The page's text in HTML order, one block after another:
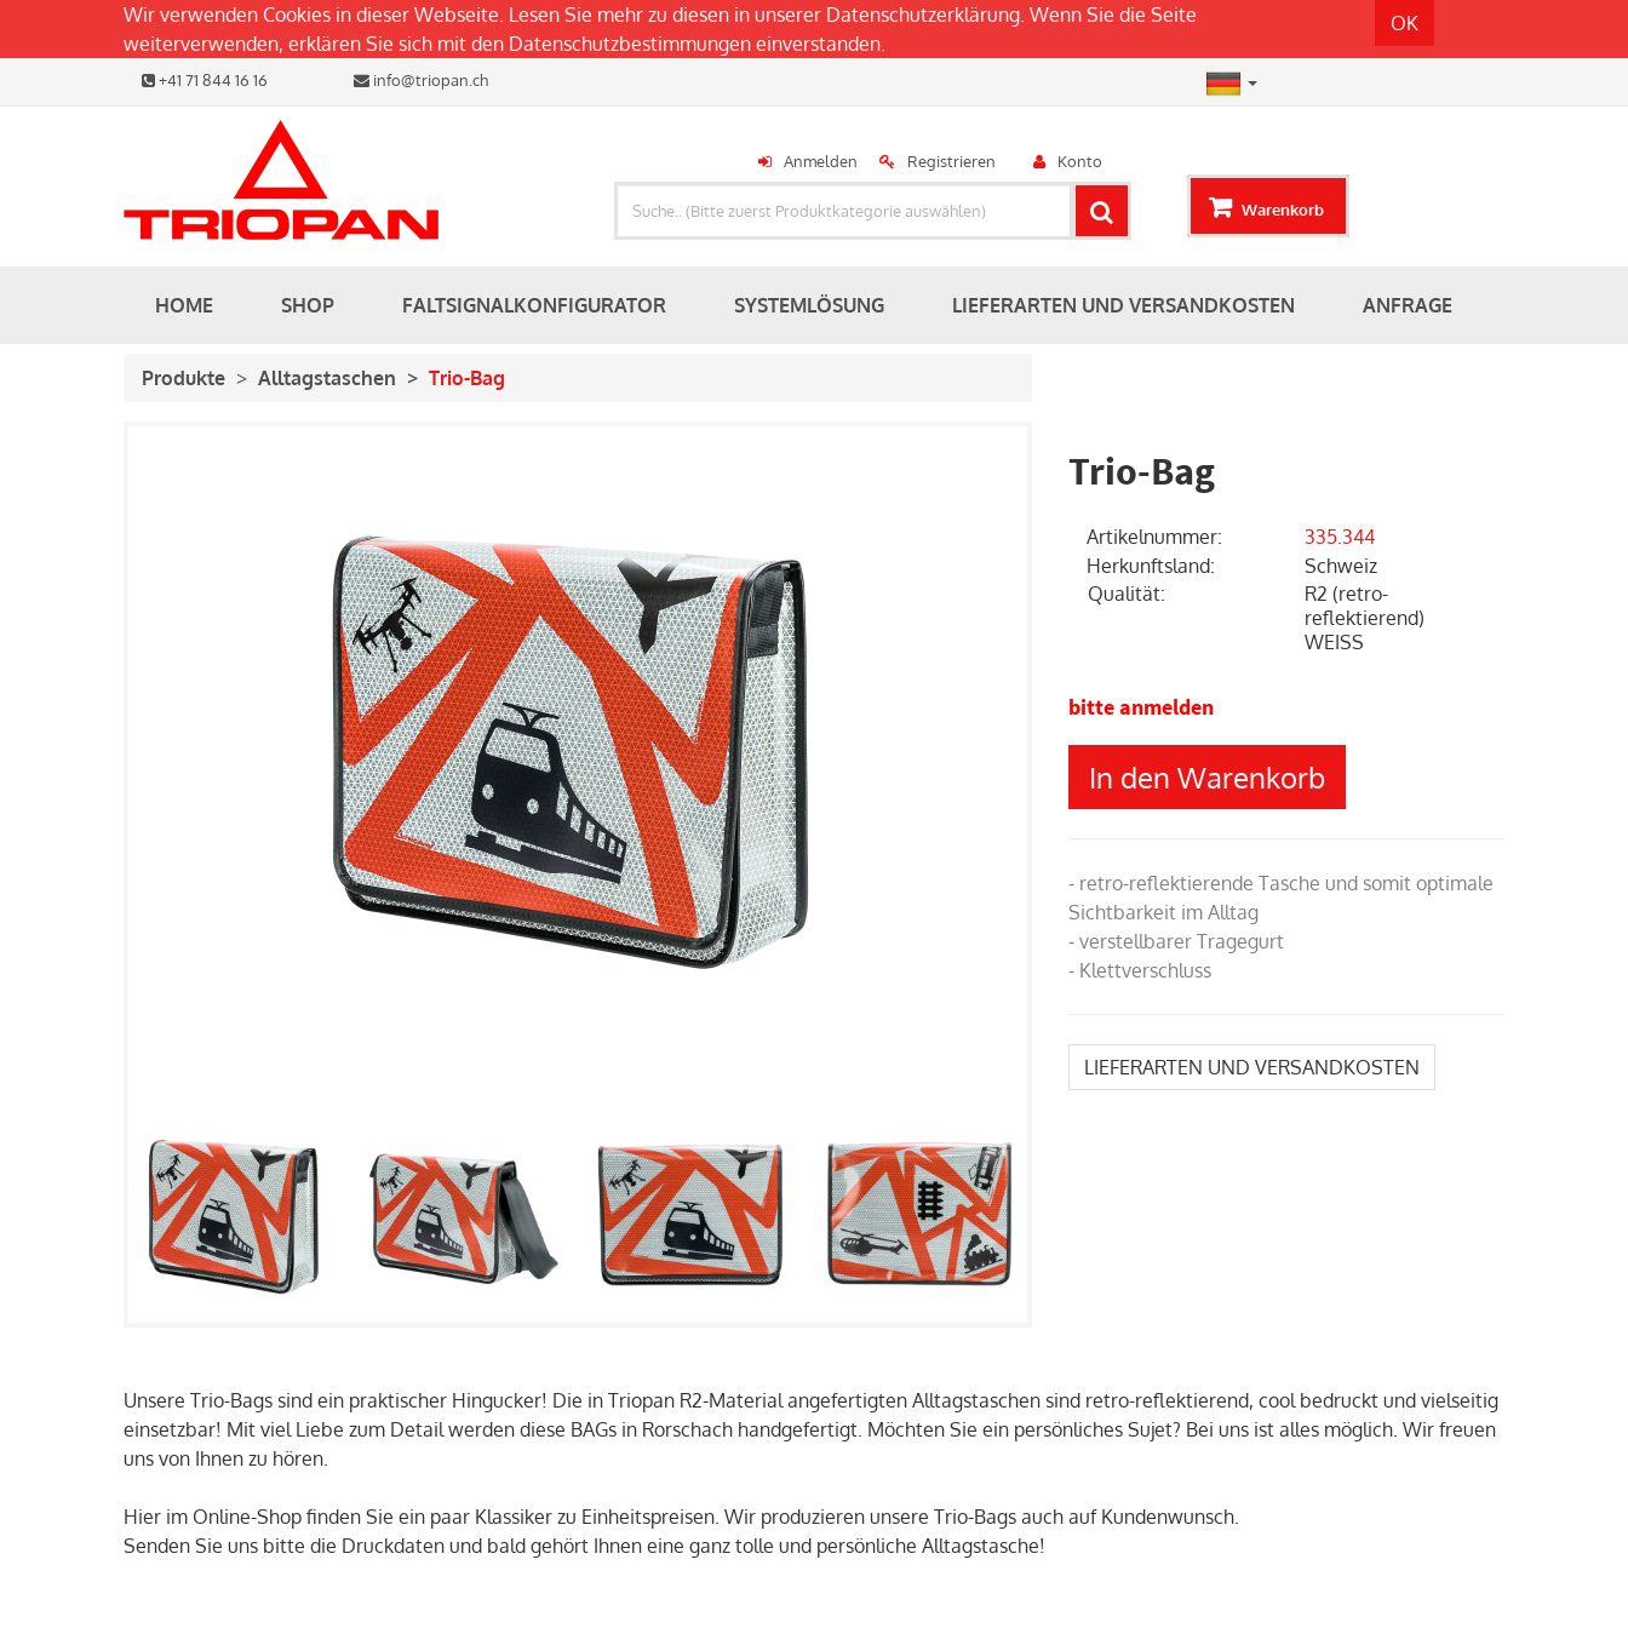
Wir verwenden Cookies in dieser Webseite. Lesen Sie mehr zu diesen in unserer Datenschutzerklärung. Wenn Sie die Seite
weiterverwenden, erklären Sie sich mit den Datenschutzbestimmungen einverstanden.
OK
+41 71 844 16 16 info@triopan.ch
Anmelden Registrieren Konto
Warenkorb
HOME SHOP FALTSIGNALKONFIGURATOR SYSTEMLÖSUNG LIEFERARTEN UND VERSANDKOSTEN ANFRAGE
Produkte Alltagstaschen Trio-Bag
Trio-Bag
Artikelnummer:
335.344
Herkunftsland:
Schweiz
Qualität:
R2 (retro-
reflektierend)
WEISS
bitte anmelden
In den Warenkorb
- retro-reflektierende Tasche und somit optimale
Sichtbarkeit im Alltag
- verstellbarer Tragegurt
- Klettverschluss
LIEFERARTEN UND VERSANDKOSTEN
Unsere Trio-Bags sind ein praktischer Hingucker! Die in Triopan R2-Material angefertigten Alltagstaschen sind retro-reflektierend, cool bedruckt und vielseitig
einsetzbar! Mit viel Liebe zum Detail werden diese BAGs in Rorschach handgefertigt. Möchten Sie ein persönliches Sujet? Bei uns ist alles möglich. Wir freuen
uns von Ihnen zu hören.
Hier im Online-Shop finden Sie ein paar Klassiker zu Einheitspreisen. Wir produzieren unsere Trio-Bags auch auf Kundenwunsch.
Senden Sie uns bitte die Druckdaten und bald gehört Ihnen eine ganz tolle und persönliche Alltagstasche!